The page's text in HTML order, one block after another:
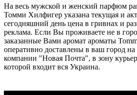
На весь мужской и женский парфюм
Томми Хилфигер указана текущая и
сегодняшний день цена в гривнах и
реклама. Если Вы проживаете не в
заказанные Вами аромат ароматы
оперативно доставлены в ваш город на
компании "Новая Почта", в зону
которой входит вся Украина.